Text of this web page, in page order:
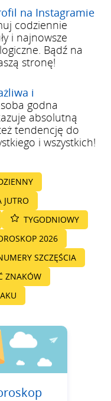
na Instagramie
codziennie
i najnowsze
Bądź na
stronę!
i
godna
absolutną
tendencję do
i wszystkich!
JUTRO
TYGODNIOWY
2026
SZCZĘŚCIA
ZNAKÓW